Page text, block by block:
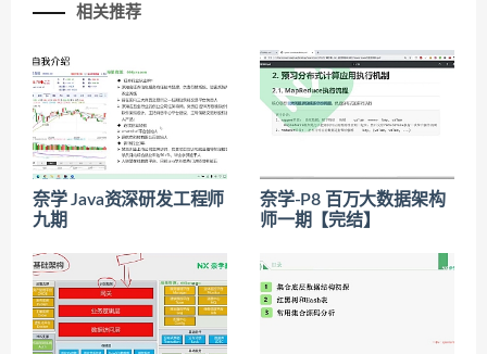
相关推荐
奈学 Java资深研发工程师
九期
奈学-P8 百万大数据架构
师一期【完结】